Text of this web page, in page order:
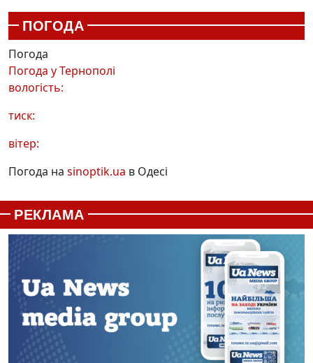
ПОГОДА
Погода
Погода уТернополі
вологість:
тиск:
вітер:
Погода на sinoptik.ua в Одесі
РЕКЛАМА